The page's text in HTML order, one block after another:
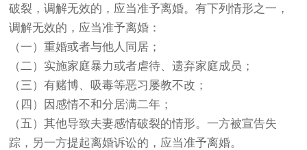
破裂，调解无效的，应当准予离婚。有下列情形之一，
调解无效的，应当准予离婚：
（一）重婚或者与他人同居；
（二）实施家庭暴力或者虐待、遗弃家庭成员；
（三）有赌博、吸毒等恶习屡教不改；
（四）因感情不和分居满二年；
（五）其他导致夫妻感情破裂的情形。一方被宣告失
踪，另一方提起离婚诉讼的，应当准予离婚。